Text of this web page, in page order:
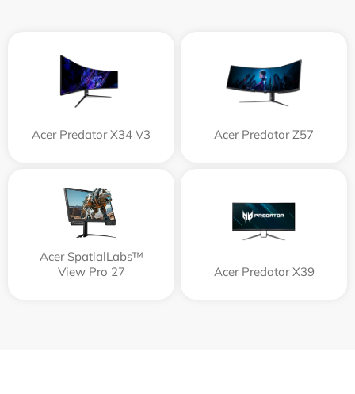
Acer Predator X34 V3 Acer Predator Z57
Acer SpatialLabs™
View Pro 27
Acer Predator X39